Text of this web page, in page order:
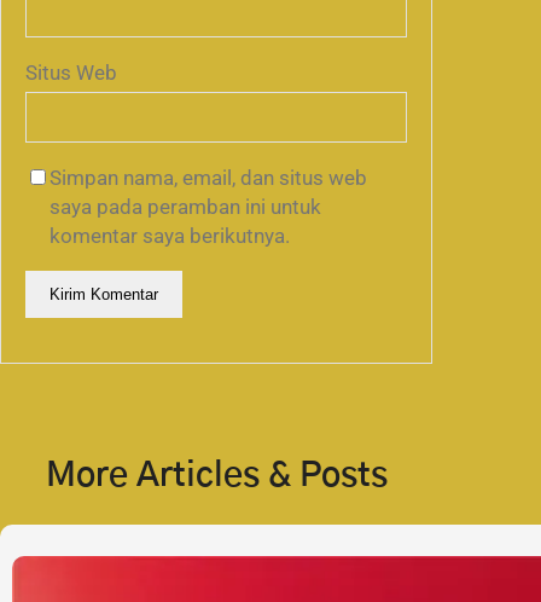
Situs Web
Simpan nama, email, dan situs web
saya pada peramban ini untuk
komentar saya berikutnya.
More Articles & Posts